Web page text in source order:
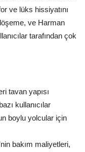
ve lüks hissiyatını
ve Harman
tarafından çok
tavan yapısı
kullanıcılar
boylu yolcular için
bakım maliyetleri,